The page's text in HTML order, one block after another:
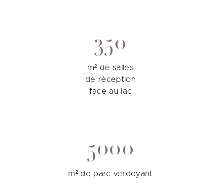
350
m² de salles
de réception
face au lac
5000
m² de parc verdoyant